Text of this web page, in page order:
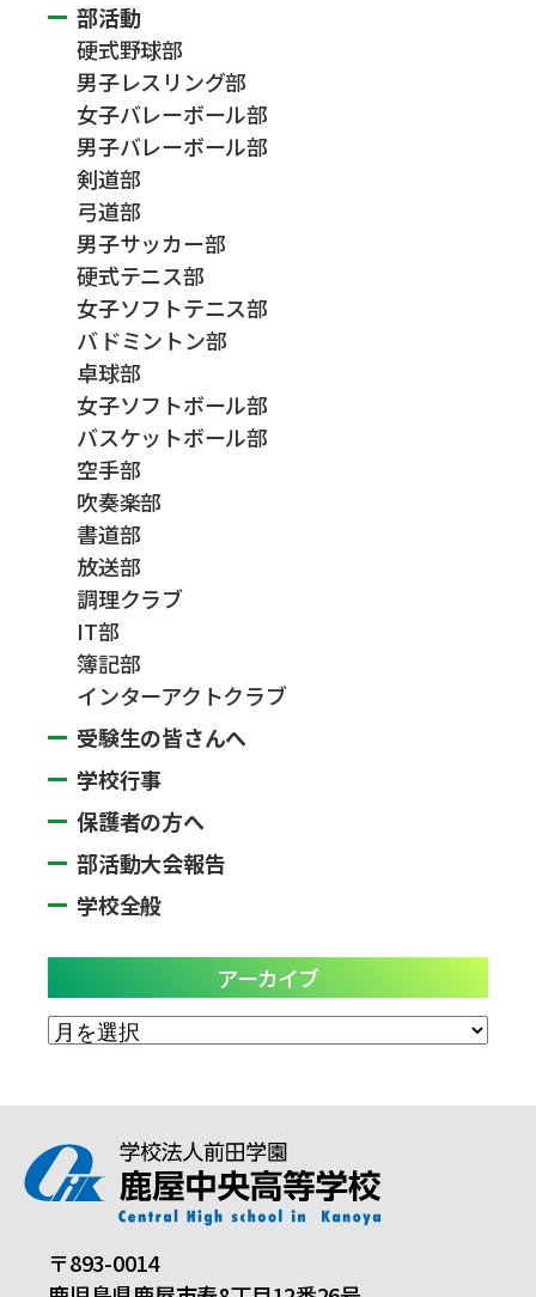
部活動
硬式野球部
男子レスリング部
女子バレーボール部
男子バレーボール部
剣道部
弓道部
男子サッカー部
硬式テニス部
女子ソフトテニス部
バドミントン部
卓球部
女子ソフトボール部
バスケットボール部
空手部
吹奏楽部
書道部
放送部
調理クラブ
IT部
簿記部
インターアクトクラブ
受験生の皆さんへ
学校行事
保護者の方へ
部活動大会報告
学校全般
アーカイブ
ア
ブ
〒893-0014